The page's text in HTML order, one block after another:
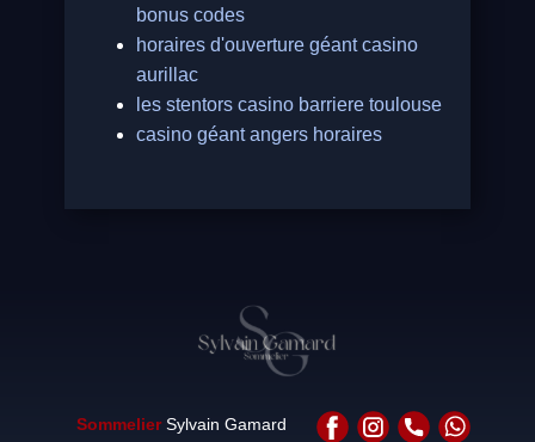
bonus codes
horaires d'ouverture géant casino
aurillac
les stentors casino barriere toulouse
casino géant angers horaires
Sommelier Sylvain Gamard